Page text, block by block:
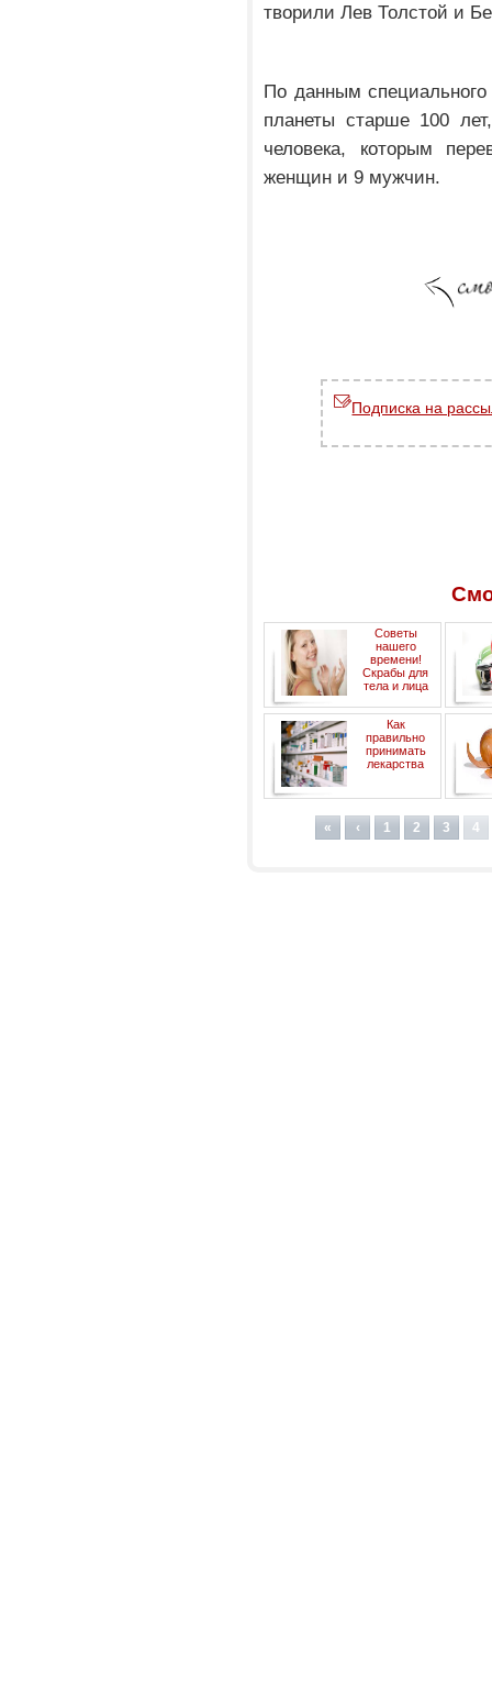
творили Лев Толстой и
По данным
планеты старше 100
человека, которым
женщин и 9 мужчин.
Подписка на
Советы
нашего
времени!
Скрабы для
тела и лица
Как
правильно
принимать
лекарства
« ‹ 1 2 3 4